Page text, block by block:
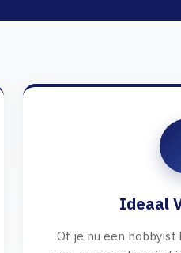
Ideaal
Of je nu een